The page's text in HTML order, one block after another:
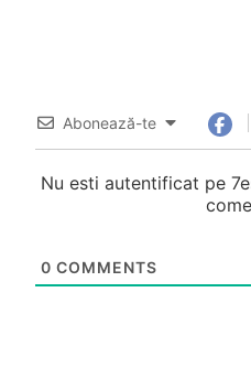
Abonează-te
Nu esti autentificat pe
0 COMMENTS